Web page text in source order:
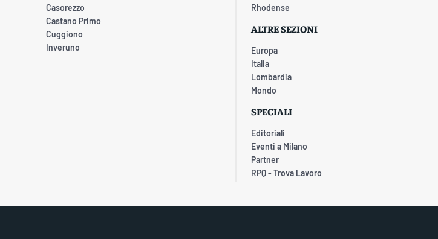
Casorezzo
Castano Primo
Cuggiono
Inveruno
Rhodense
ALTRE SEZIONI
Europa
Italia
Lombardia
Mondo
SPECIALI
Editoriali
Eventi a Milano
Partner
RPQ - Trova Lavoro